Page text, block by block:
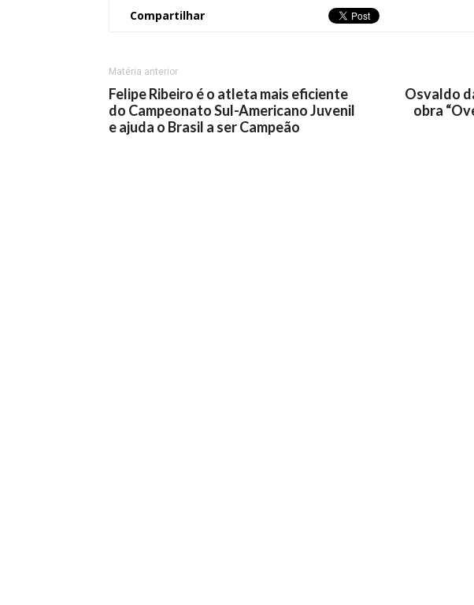
Compartilhar
Matéria anterior
Felipe Ribeiro é o atleta mais eficiente
do Campeonato Sul-Americano Juvenil
e ajuda o Brasil a ser Campeão
Osvaldo
obra